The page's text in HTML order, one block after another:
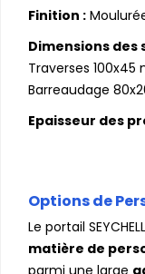
Finition :
Dimensions des
Traverses 100x45
Barreaudage
Epaisseur des
Options de
Le portail
matière de
parmi une large